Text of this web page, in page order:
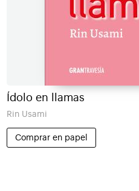
Ídolo en llamas
Rin Usami
Comprar en papel